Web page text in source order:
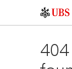
404